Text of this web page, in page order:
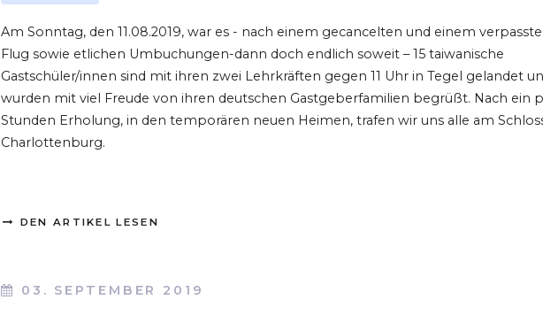
Am Sonntag, den 11.08.2019, war es - nach einem gecancelten und einem
Flug sowie etlichen Umbuchungen-dann doch endlich soweit – 15 taiwanische
Gastschüler/innen sind mit ihren zwei Lehrkräften gegen 11 Uhr in Tegel gelandet
wurden mit viel Freude von ihren deutschen Gastgeberfamilien begrüßt. Nach ein
Stunden Erholung, in den temporären neuen Heimen, trafen wir uns alle am
Charlottenburg.
DEN ARTIKEL LESEN
03. SEPTEMBER 2019